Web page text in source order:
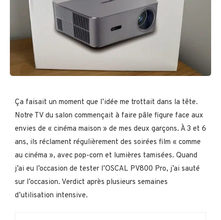
Ça faisait un moment que l’idée me trottait dans la tête.
Notre TV du salon commençait à faire pâle figure face aux
envies de « cinéma maison » de mes deux garçons. À 3 et 6
ans, ils réclament régulièrement des soirées film « comme
au cinéma », avec pop-corn et lumières tamisées. Quand
j’ai eu l’occasion de tester l’OSCAL PV800 Pro, j’ai sauté
sur l’occasion. Verdict après plusieurs semaines
d’utilisation intensive.